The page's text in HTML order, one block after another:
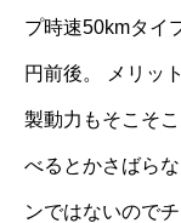
プ時速50kmタイ
円前後。 メリッ
製動力もそこそ
べるとかさばら
ンではないので